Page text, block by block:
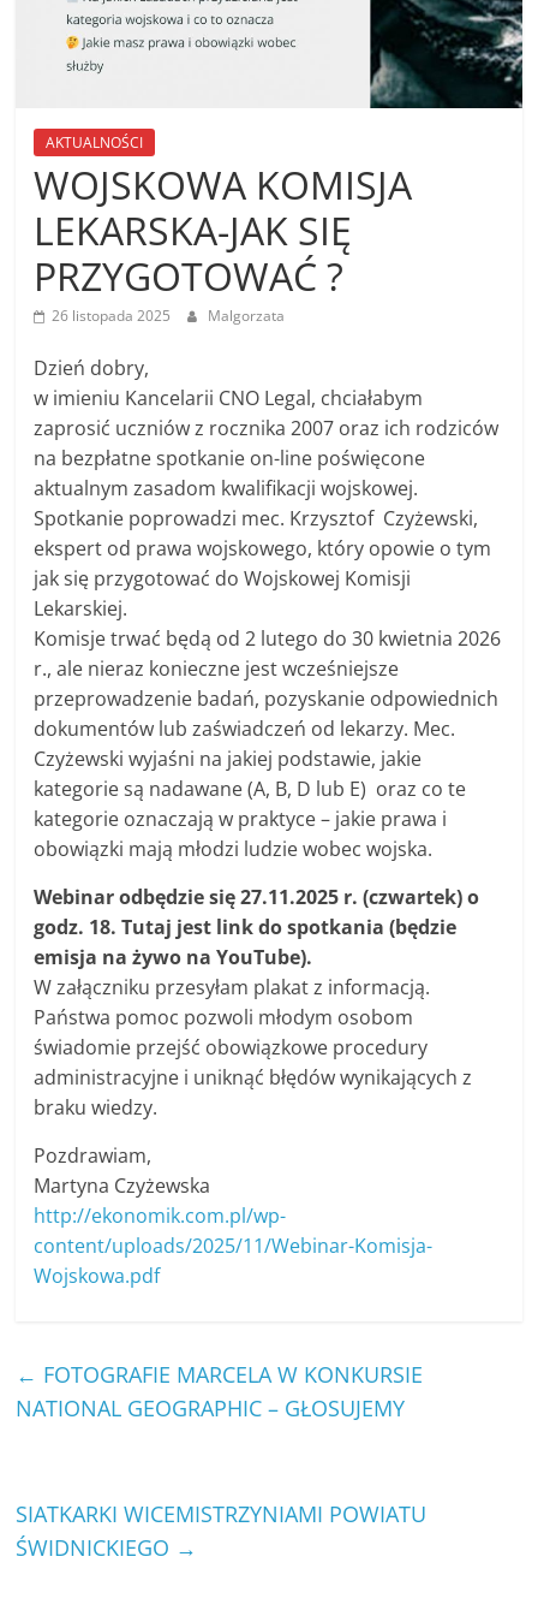
AKTUALNOŚCI
WOJSKOWA KOMISJA
LEKARSKA-JAK SIĘ
PRZYGOTOWAĆ ?
26 listopada 2025 Malgorzata
Dzień dobry,
w imieniu Kancelarii CNO Legal, chciałabym
zaprosić uczniów z rocznika 2007 oraz ich rodziców
na bezpłatne spotkanie on-line poświęcone
aktualnym zasadom kwalifikacji wojskowej.
Spotkanie poprowadzi mec. Krzysztof Czyżewski,
ekspert od prawa wojskowego, który opowie o tym
jak się przygotować do Wojskowej Komisji
Lekarskiej.
Komisje trwać będą od 2 lutego do 30 kwietnia 2026
r., ale nieraz konieczne jest wcześniejsze
przeprowadzenie badań, pozyskanie odpowiednich
dokumentów lub zaświadczeń od lekarzy. Mec.
Czyżewski wyjaśni na jakiej podstawie, jakie
kategorie są nadawane (A, B, D lub E) oraz co te
kategorie oznaczają w praktyce – jakie prawa i
obowiązki mają młodzi ludzie wobec wojska.
Webinar odbędzie się 27.11.2025 r. (czwartek) o
godz. 18. Tutaj jest link do spotkania (będzie
emisja na żywo na YouTube).
W załączniku przesyłam plakat z informacją.
Państwa pomoc pozwoli młodym osobom
świadomie przejść obowiązkowe procedury
administracyjne i uniknąć błędów wynikających z
braku wiedzy.
Pozdrawiam,
Martyna Czyżewska
http://ekonomik.com.pl/wp-
content/uploads/2025/11/Webinar-Komisja-
Wojskowa.pdf
← FOTOGRAFIE MARCELA W KONKURSIE
NATIONAL GEOGRAPHIC – GŁOSUJEMY
SIATKARKI WICEMISTRZYNIAMI POWIATU
ŚWIDNICKIEGO →